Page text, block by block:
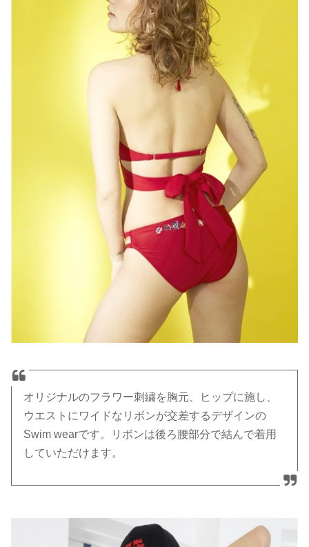
オリジナルのフラワー刺繍を胸元、ヒップに施し、
ウエストにワイドなリボンが交差するデザインの
Swim wearです。リボンは後ろ腰部分で結んで着用
していただけます。